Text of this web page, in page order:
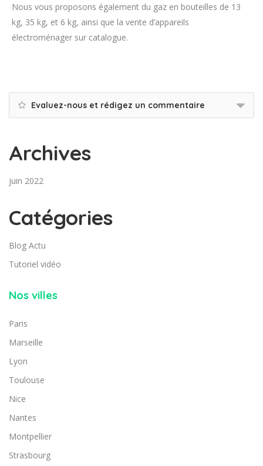
Nous vous proposons également du gaz en bouteilles de 13
kg, 35 kg, et 6 kg, ainsi que la vente d’appareils
électroménager sur catalogue.
Evaluez-nous et rédigez un commentaire
Archives
juin 2022
Catégories
Blog Actu
Tutoriel vidéo
Nos villes
Paris
Marseille
Lyon
Toulouse
Nice
Nantes
Montpellier
Strasbourg